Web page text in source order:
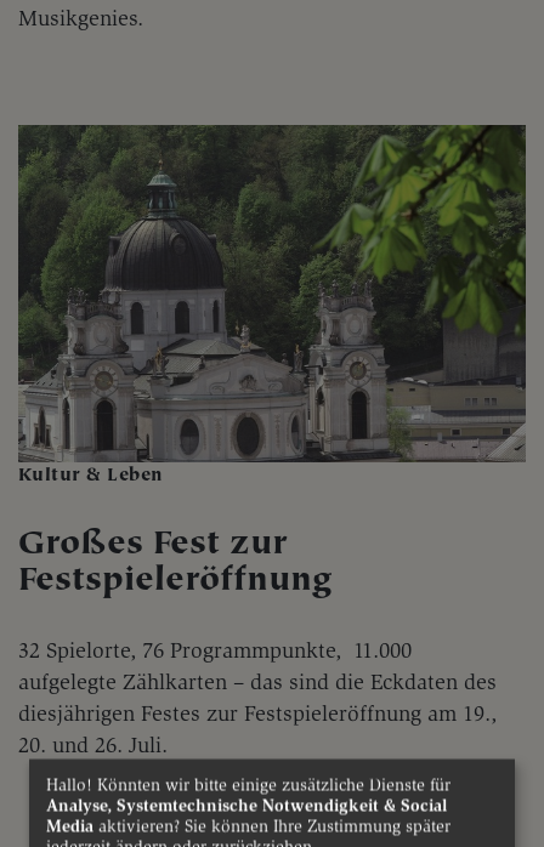
Musikgenies.
Kultur & Leben
Großes Fest zur
Festspieleröffnung
32 Spielorte, 76 Programmpunkte, 11.000
aufgelegte Zählkarten – das sind die Eckdaten des
diesjährigen Festes zur Festspieleröffnung am 19.,
20. und 26. Juli.
Hallo! Könnten wir bitte einige zusätzliche Dienste für
Analyse, Systemtechnische Notwendigkeit & Social
Media aktivieren? Sie können Ihre Zustimmung später